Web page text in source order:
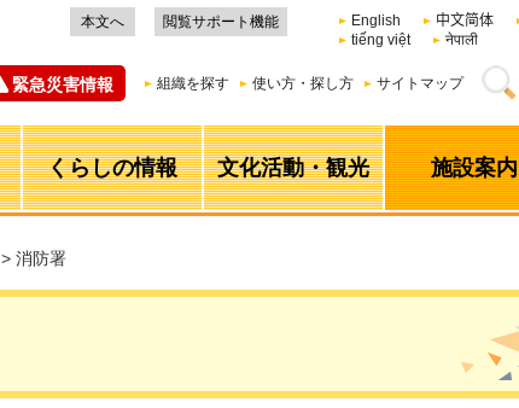
本文へ 閲覧サポート機能 English 中文简体
tiếng việt
नेपाली
緊急災害情報 組織を探す 使い方・探し方 サイトマップ
くらしの情報 文化活動・観光 施設案内
> 消防署